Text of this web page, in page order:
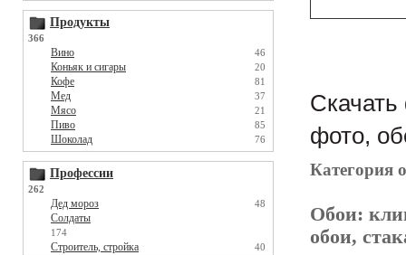
Продукты
366
Вино 46
Коньяк и сигары 20
Кофе 81
Мед 37
Мясо 21
Пиво 85
Шоколад 76
Профессии
262
Дед мороз 48
Солдаты
174
Строитель, стройка 40
Скачать
фото,
Категория
Обои:
обои,